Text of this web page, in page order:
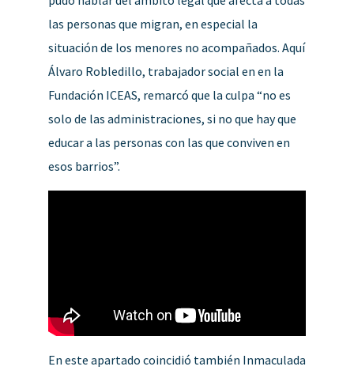
las personas que migran, en especial la
situación de los menores no acompañados. Aquí
Álvaro Robledillo, trabajador social en en la
Fundación ICEAS, remarcó que la culpa “no es
solo de las administraciones, si no que hay que
educar a las personas con las que conviven en
esos barrios”.
En este apartado coincidió también Inmaculada